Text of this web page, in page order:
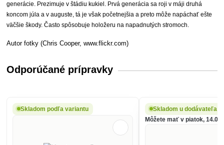
generácie. Prezimuje v štádiu kukiel. Prvá generácia sa roji v máji druhá
koncom júla a v auguste, tá je však početnejšia a preto môže napáchať ešte
väčšie škody. Často spôsobuje holožeru na napadnutých stromoch.
Autor fotky (Chris Cooper, www.flickr.com)
Odporúčané prípravky
Skladom podľa variantu
Skladom u dodávateľa
Môžete mať v piatok, 14.08.